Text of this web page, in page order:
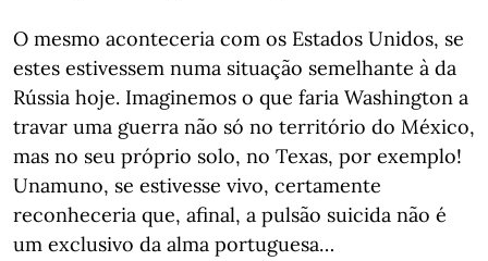
O mesmo aconteceria com os Estados Unidos, se
estes estivessem numa situação semelhante à da
Rússia hoje. Imaginemos o que faria Washington a
travar uma guerra não só no território do México,
mas no seu próprio solo, no Texas, por exemplo!
Unamuno, se estivesse vivo, certamente
reconheceria que, afinal, a pulsão suicida não é
um exclusivo da alma portuguesa…